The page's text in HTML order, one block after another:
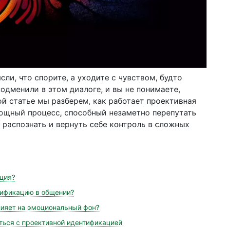
что спорите, а уходите с чувством, будто
в этом диалоге, и вы не понимаете,
статье мы разберем, как работает проективная
процесс, способный незаметно перепутать
и вернуть себе контроль в сложных
в общении?
на эмоциональный фон?
с проективной идентификацией